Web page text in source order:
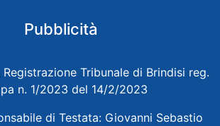
Pubblicità
Tribunale di Brindisi reg.
n. 1/2023 del 14/2/2023
di Testata: Giovanni Sebastio